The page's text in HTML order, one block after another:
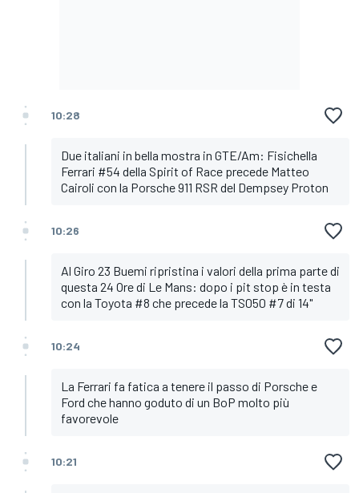
10:28
Due italiani in bella mostra in GTE/Am: Fisichella
Ferrari #54 della Spirit of Race precede Matteo
Cairoli con la Porsche 911 RSR del Dempsey Proton
10:26
Al Giro 23 Buemi ripristina i valori della prima parte di
questa 24 Ore di Le Mans: dopo i pit stop è in testa
con la Toyota #8 che precede la TS050 #7 di 14"
10:24
La Ferrari fa fatica a tenere il passo di Porsche e
Ford che hanno goduto di un BoP molto più
favorevole
10:21